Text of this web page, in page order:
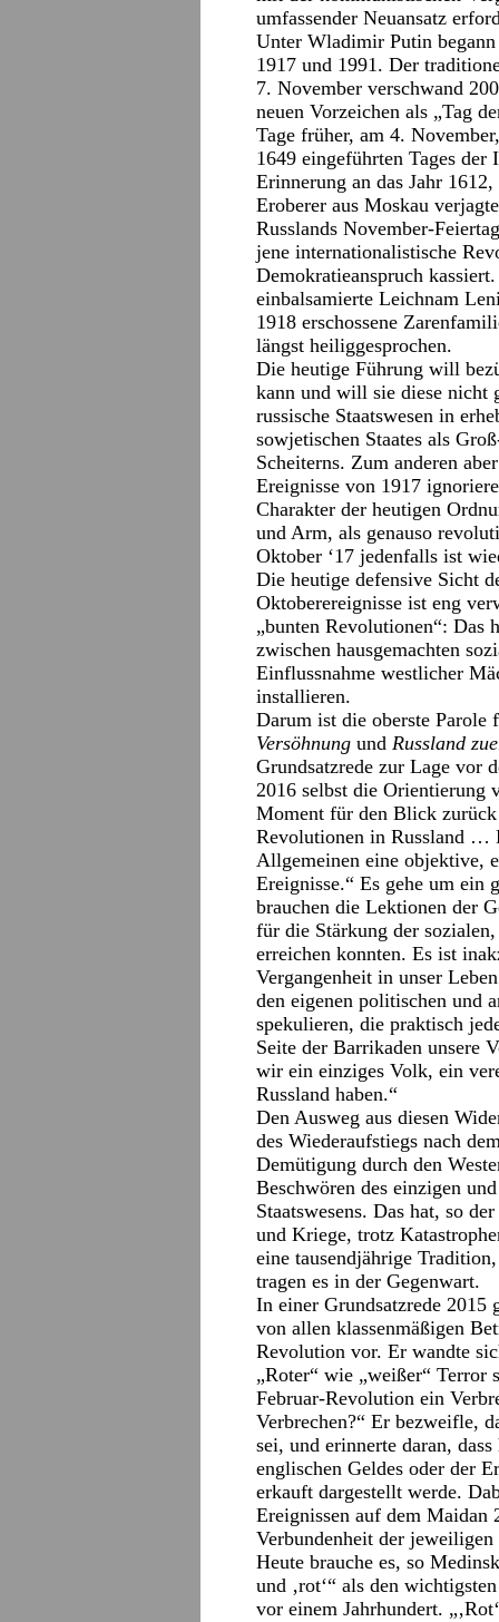
umfassender Neuansatz
Unter Wladimir Putin
1917 und 1991. Der
7. November verschwand
neuen Vorzeichen als „Tag
Tage früher, am 4.
1649 eingeführten Tages
Erinnerung an das Jahr
Eroberer aus Moskau
Russlands November-
jene internationalistische
Demokratieanspruch
einbalsamierte Leichnam
1918 erschossene
längst heiliggesprochen.
Die heutige Führung will
kann und will sie diese nicht
russische Staatswesen in
sowjetischen Staates als
Scheiterns. Zum anderen
Ereignisse von 1917
Charakter der heutigen
und Arm, als genauso
Oktober ‘17 jedenfalls ist
Die heutige defensive Sicht
Oktoberereignisse ist eng
„bunten Revolutionen“: Das
zwischen hausgemachten
Einflussnahme westlicher
installieren.
Darum ist die oberste
Versöhnung und Russland
Grundsatzrede zur Lage vor
2016 selbst die Orientierung
Moment für den Blick
Revolutionen in Russland …
Allgemeinen eine objektive,
Ereignisse.“ Es gehe um ein
brauchen die Lektionen der
für die Stärkung der
erreichen konnten. Es ist
Vergangenheit in unser
den eigenen politischen und
spekulieren, die praktisch
Seite der Barrikaden unsere
wir ein einziges Volk, ein
Russland haben.“
Den Ausweg aus diesen
des Wiederaufstiegs nach
Demütigung durch den
Beschwören des einzigen
Staatswesens. Das hat, so
und Kriege, trotz
eine tausendjährige
tragen es in der Gegenwart.
In einer Grundsatzrede
von allen klassenmäßigen
Revolution vor. Er wandte
„Roter“ wie „weißer“ Terror
Februar-Revolution ein
Verbrechen?“ Er bezweifle,
sei, und erinnerte daran,
englischen Geldes oder der
erkauft dargestellt werde.
Ereignissen auf dem Maidan
Verbundenheit der
Heute brauche es, so
und ‚rot‘“ als den
vor einem Jahrhundert.